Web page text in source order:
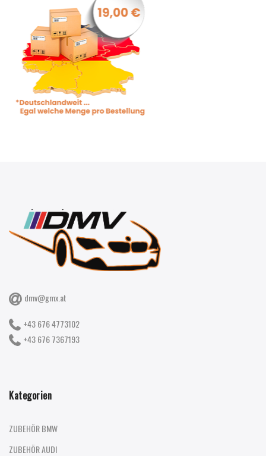
dmv@gmx.at
+43 676 4773102
+43 676 7367193
Kategorien
ZUBEHÖR BMW
ZUBEHÖR AUDI